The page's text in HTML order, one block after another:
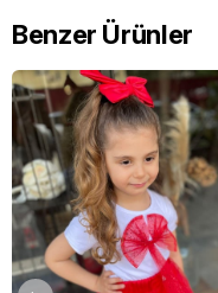
Benzer Ürünler